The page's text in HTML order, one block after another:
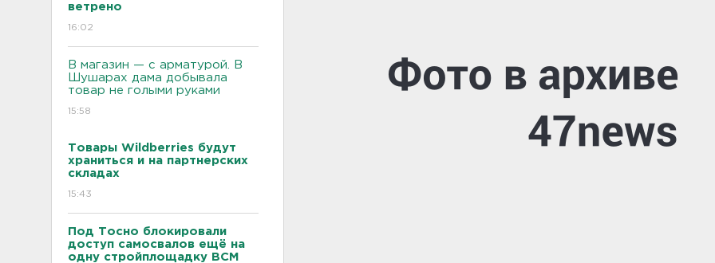
ветрено
16:02
В магазин — с арматурой. В
Шушарах дама добывала
товар не голыми руками
15:58
Товары Wildberries будут
храниться и на партнерских
складах
15:43
Под Тосно блокировали
доступ самосвалов ещё на
одну стройплощадку ВСМ